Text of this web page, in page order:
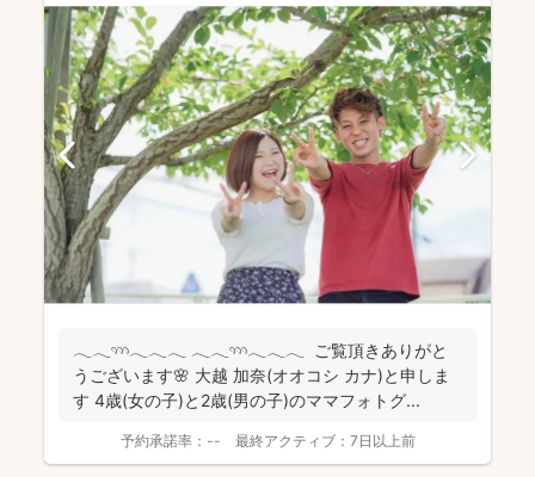
𓂃𓂃𓄺𓂃𓂃𓂃 𓂃𓂃𓄺𓂃𓂃𓂃 ご覧頂きありがと
うございます🌸 大越 加奈(オオコシ カナ)と申しま
す 4歳(女の子)と2歳(男の子)のママフォトグ...
予約承諾率： -- 最終アクティブ： 7日以上前